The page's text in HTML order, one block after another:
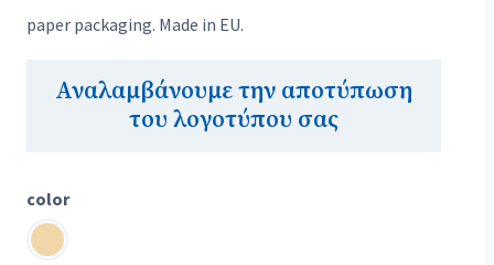
paper packaging. Made in EU.
Αναλαμβάνουμε την αποτύπωση
του λογοτύπου σας
color